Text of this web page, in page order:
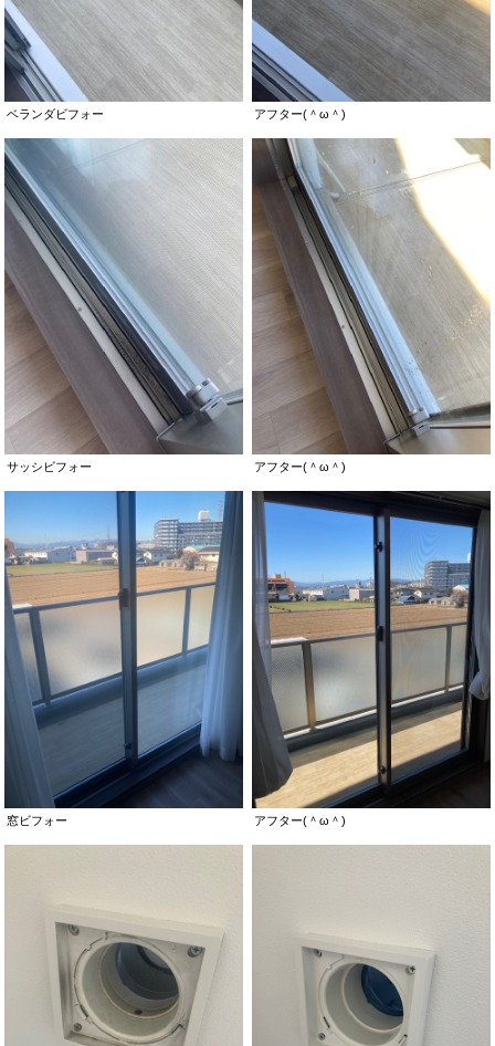
ベランダビフォー アフター(＾ω＾)
サッシビフォー アフター(＾ω＾)
窓ビフォー アフター(＾ω＾)